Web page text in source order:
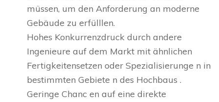
müssen, um den Anforderung an moderne
Gebäude zu erfülllen.
Hohes Konkurrenzdruck durch andere
Ingenieure auf dem Markt mit ähnlichen
Fertigkeitensetzen oder Spezialisierunge n in
bestimmten Gebiete n des Hochbaus .
Geringe Chanc en auf eine direkte